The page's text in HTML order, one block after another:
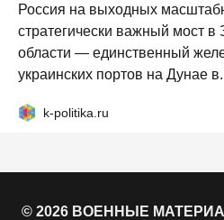
Россия на выходных
стратегически важный мост в
области — единственный
украинских портов на Дунае
k-politika.ru
© 2026 ВОЕННЫЕ